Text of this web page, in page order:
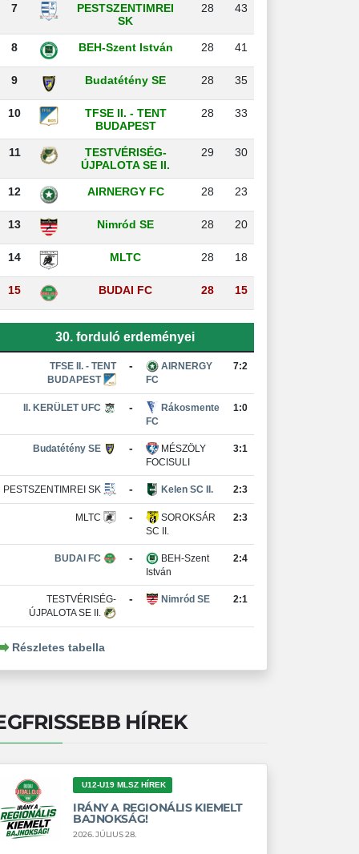
7
PESTSZENTIMREI
SK
28 43
8 BEH-Szent István 28 41
9 Budatétény SE 28 35
10
TFSE II. - TENT
BUDAPEST
28 33
11
TESTVÉRISÉG-
ÚJPALOTA SE II.
29 30
12 AIRNERGY FC 28 23
13 Nimród SE 28 20
14 MLTC 28 18
15 BUDAI FC 28 15
30. forduló erdeményei
TFSE II. - TENT
BUDAPEST
-
AIRNERGY
FC
7:2
II. KERÜLET UFC -
Rákosmente
FC
1:0
Budatétény SE -
MÉSZÖLY
FOCISULI
3:1
PESTSZENTIMREI SK - Kelen SC II. 2:3
MLTC -
SOROKSÁR
SC II.
2:3
BUDAI FC -
BEH-Szent
István
2:4
TESTVÉRISÉG-
ÚJPALOTA SE II.
- Nimród SE 2:1
Részletes tabella
HÍREK
U12-U19 MLSZ HÍREK
IRÁNY A REGIONÁLIS KIEMELT
BAJNOKSÁG!
2026. JÚLIUS 28.